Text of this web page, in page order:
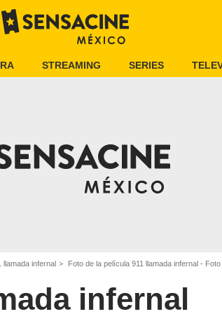
STREAMING SERIES
llamada infernal Foto de la película 911 llamada infernal - Foto
infernal